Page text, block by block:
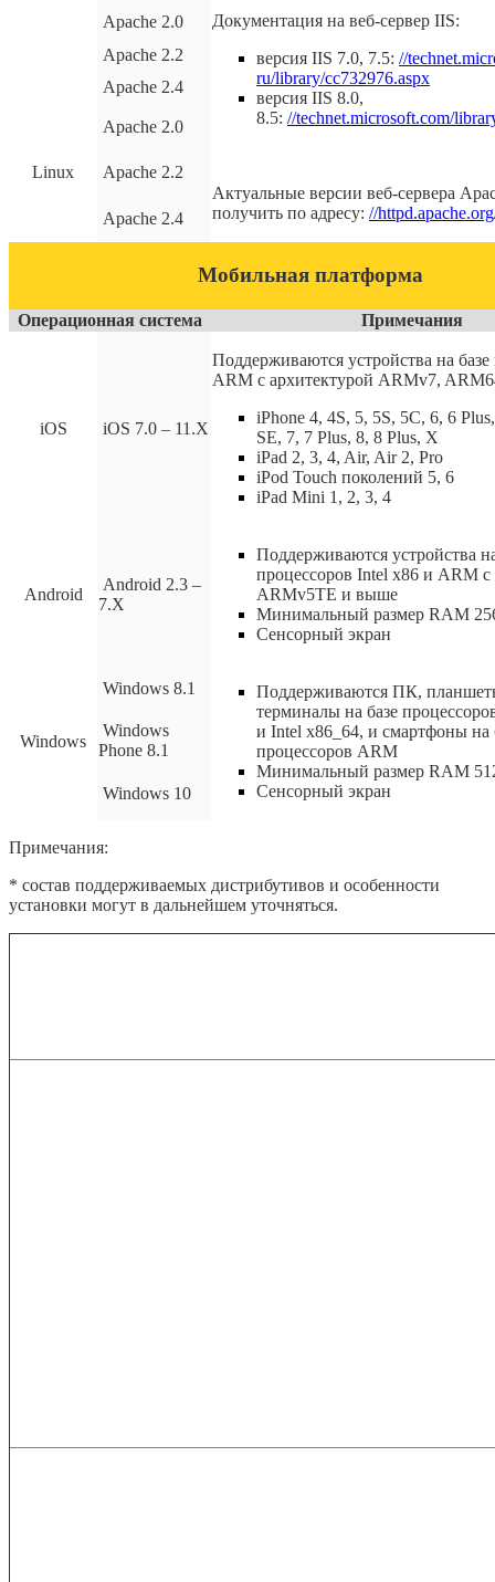
Документация на веб-сервер IIS:
версия IIS 7.0, 7.5: //
ru/library/cc732976.aspx
версия IIS 8.0,
8.5: //technet.microsoft.com/
Актуальные версии веб-сервера
получить по адресу: //
Apache 2.0
Apache 2.2
Apache 2.4
Linux
Apache 2.0
Apache 2.2
Apache 2.4
Мобильная платформа
Операционная система Примечания
iOS iOS 7.0 – 11.X
Поддерживаются устройства на базе
ARM с архитектурой ARMv7,
iPhone 4, 4S, 5, 5S, 5C, 6, 6
SE, 7, 7 Plus, 8, 8 Plus, X
iPad 2, 3, 4, Air, Air 2, Pro
iPod Touch поколений 5, 6
iPad Mini 1, 2, 3, 4
Android
Android 2.3 –
7.X
Поддерживаются устройства
процессоров Intel x86 и ARM с
ARMv5TE и выше
Минимальный размер RAM
Сенсорный экран
Windows
Windows 8.1
Поддерживаются ПК,
терминалы на базе
и Intel x86_64, и смартфоны на
процессоров ARM
Минимальный размер RAM
Сенсорный экран
Windows
Phone 8.1
Windows 10
Примечания:
* состав поддерживаемых дистрибутивов и особенности
установки могут в дальнейшем уточняться.